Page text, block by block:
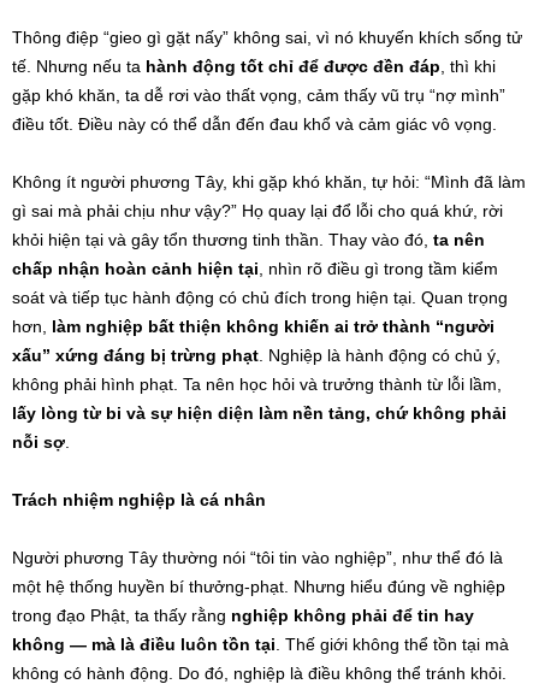
Thông điệp “gieo gì gặt nấy” không sai, vì nó khuyến khích sống tử
tế. Nhưng nếu ta hành động tốt chỉ để được đền đáp , thì khi
gặp khó khăn, ta dễ rơi vào thất vọng, cảm thấy vũ trụ “nợ mình”
điều tốt. Điều này có thể dẫn đến đau khổ và cảm giác vô vọng.
Không ít người phương Tây, khi gặp khó khăn, tự hỏi: “Mình đã làm
gì sai mà phải chịu như vậy?” Họ quay lại đổ lỗi cho quá khứ, rời
khỏi hiện tại và gây tổn thương tinh thần. Thay vào đó, ta nên
chấp nhận hoàn cảnh hiện tại , nhìn rõ điều gì trong tầm kiểm
soát và tiếp tục hành động có chủ đích trong hiện tại. Quan trọng
hơn, làm nghiệp bất thiện không khiến ai trở thành “người
xấu” xứng đáng bị trừng phạt . Nghiệp là hành động có chủ ý,
không phải hình phạt. Ta nên học hỏi và trưởng thành từ lỗi lầm,
lấy lòng từ bi và sự hiện diện làm nền tảng, chứ không phải
nỗi sợ
Trách nhiệm nghiệp là cá nhân
Người phương Tây thường nói “tôi tin vào nghiệp”, như thể đó là
một hệ thống huyền bí thưởng-phạt. Nhưng hiểu đúng về nghiệp
trong đạo Phật, ta thấy rằng nghiệp không phải để tin hay
không — mà là điều luôn tồn tại . Thế giới không thể tồn tại mà
không có hành động. Do đó, nghiệp là điều không thể tránh khỏi.